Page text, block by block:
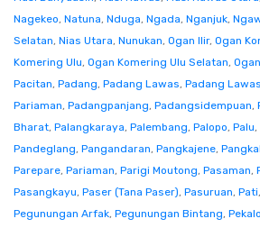
Nagekeo, Natuna, Nduga, Ngada, Nganjuk,
Selatan, Nias Utara, Nunukan, Ogan Ilir, Ogan
Komering Ulu, Ogan Komering Ulu Selatan,
Pacitan, Padang, Padang Lawas, Padang
Pariaman, Padangpanjang, Padangsidempuan,
Bharat, Palangkaraya, Palembang, Palopo, Palu,
Pandeglang, Pangandaran, Pangkajene,
Parepare, Pariaman, Parigi Moutong, Pasaman,
Pasangkayu, Paser (Tana Paser), Pasuruan, Pati,
Pegunungan Arfak, Pegunungan Bintang,